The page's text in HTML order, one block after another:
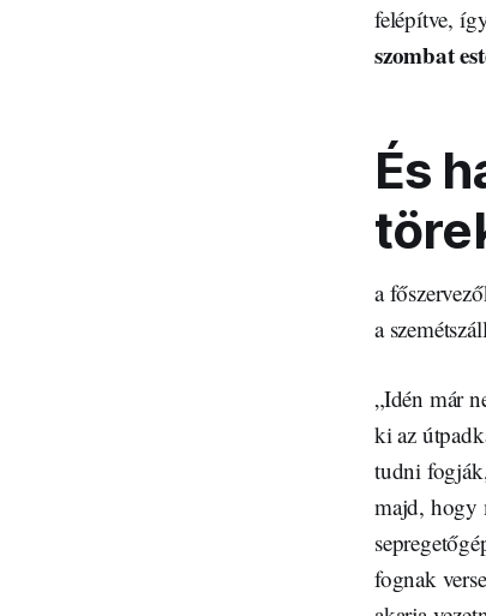
felépítve,
szombat
És
a
a
„Idén már
ki az
tudni
majd, hogy
fognak